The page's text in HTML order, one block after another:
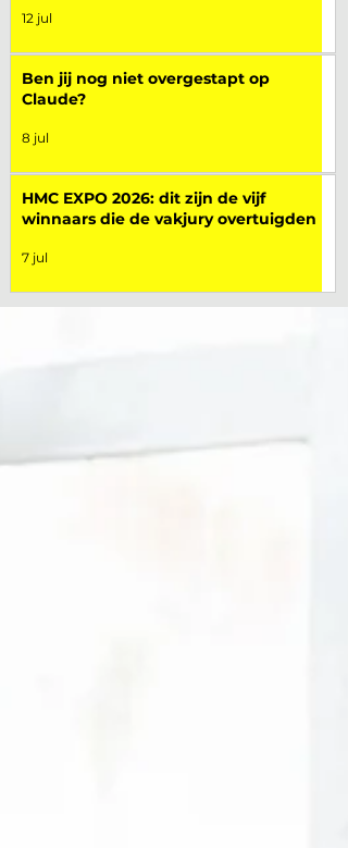
12 jul
Ben jij nog niet overgestapt op
Claude?
8 jul
HMC EXPO 2026: dit zijn de vijf
winnaars die de vakjury overtuigden
7 jul